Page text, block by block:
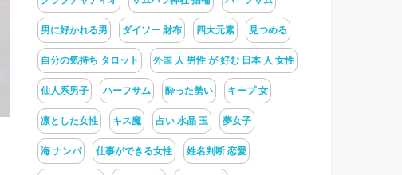
男に好かれる男 ダイソー 財布 四大元素 見つめる
自分の気持ち タロット 外国 人 男性 が 好む 日本 人 女性
仙人系男子 ハーフサム 酔った勢い キープ 女
凛とした女性 キス魔 占い 水晶 玉 夢女子
海 ナンパ 仕事ができる女性 姓名判断 恋愛